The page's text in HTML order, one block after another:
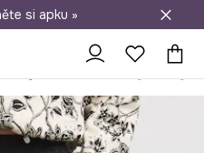
nad 1 200 Kč
si apku »